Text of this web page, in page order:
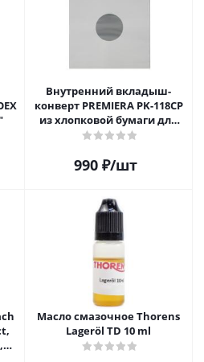
Внутренний вкладыш-
конверт PREMIERA PK-118CP
из хлопковой бумаги для
12" виниловой пластинки 1
990 ₽/шт
Масло смазочное Thorens
Lageröl TD 10 ml